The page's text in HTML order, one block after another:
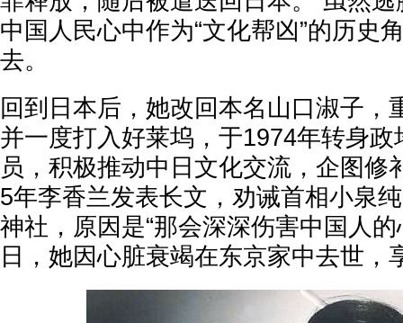
中国人民心中作为“文化帮凶”的历史
去。
回到日本后，她改回本名山口淑子，
并一度打入好莱坞，于1974年转身
员，积极推动中日文化交流，企图修
5年李香兰发表长文，劝诫首相小泉
神社，原因是“那会深深伤害中国人
日，她因心脏衰竭在东京家中去世，